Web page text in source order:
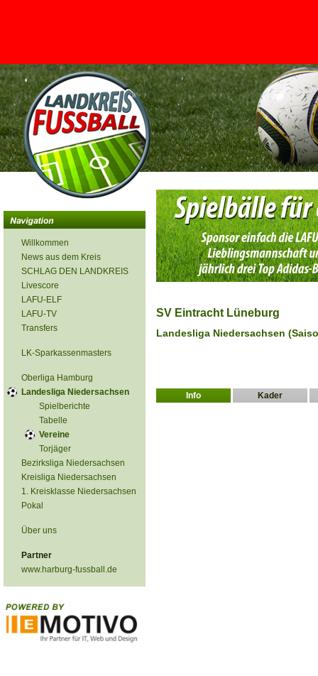
<
Willkommen
News aus dem Kreis
SCHLAG DEN LANDKREIS
Livescore
LAFU-ELF
LAFU-TV
Transfers
LK-Sparkassenmasters
Oberliga Hamburg
Landesliga Niedersachsen
Spielberichte
Tabelle
Vereine
Torjäger
Bezirksliga Niedersachsen
Kreisliga Niedersachsen
1. Kreisklasse Niedersachsen
Pokal
Über uns
Partner
www.harburg-fussball.de
SV Eintracht Lüneburg
Landesliga Niedersachsen
Info Kader